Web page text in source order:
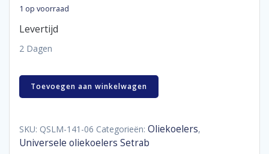
1 op voorraad
Levertijd
2 Dagen
Setrab
SlimLine
mm
-
Toevoegen aan winkelwagen
SKU: QSLM-141-06 Categorieën: Oliekoelers,
Universele oliekoelers Setrab